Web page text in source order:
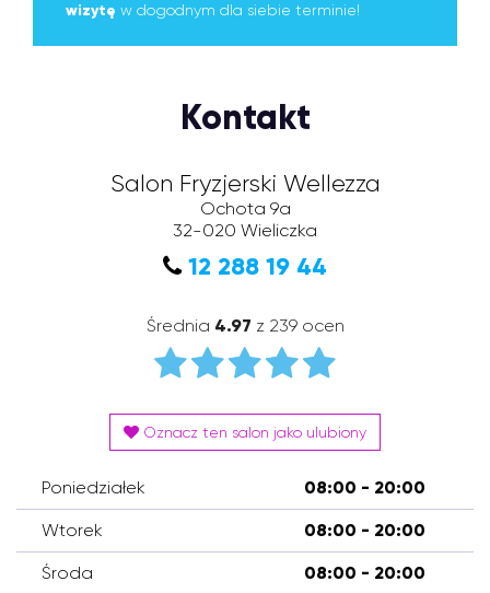
wizytę w dogodnym dla siebie terminie!
Kontakt
Salon Fryzjerski Wellezza
Ochota 9a
32-020 Wieliczka
12 288 19 44
Średnia 4.97 z 239 ocen
Oznacz ten salon jako ulubiony
Poniedziałek 08:00 - 20:00
Wtorek 08:00 - 20:00
Środa 08:00 - 20:00